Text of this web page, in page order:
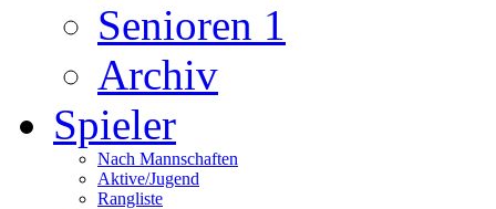
Senioren 1
Archiv
Spieler
Nach Mannschaften
Aktive/Jugend
Rangliste